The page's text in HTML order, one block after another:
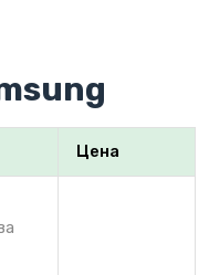
Цена